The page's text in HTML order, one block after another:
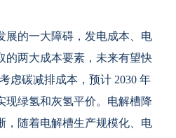
展的一大障碍，发电成本、电
的两大成本要素，未来有望快
虑碳减排成本，预计 2030 年
现绿氢和灰氢平价。电解槽降
，随着电解槽生产规模化、电